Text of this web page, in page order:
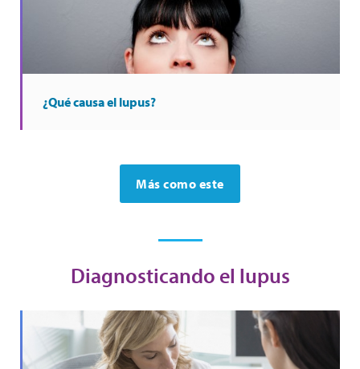
¿Qué causa el lupus?
Más como este
Diagnosticando el lupus